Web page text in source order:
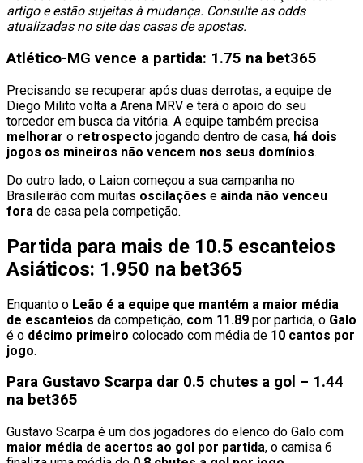
artigo e estão sujeitas à mudança. Consulte as odds
atualizadas no site das casas de apostas.
Atlético-MG vence a partida: 1.75 na bet365
Precisando se recuperar após duas derrotas, a equipe de
Diego Milito volta a Arena MRV e terá o apoio do seu
torcedor em busca da vitória. A equipe também precisa
melhorar o retrospecto jogando dentro de casa, há dois
jogos os mineiros não vencem nos seus domínios.
Do outro lado, o Laion começou a sua campanha no
Brasileirão com muitas oscilações e ainda não venceu
fora de casa pela competição.
Partida para mais de 10.5 escanteios
Asiáticos: 1.950 na bet365
Enquanto o Leão é a equipe que mantém a maior média
de escanteios da competição, com 11.89 por partida, o Galo
é o décimo primeiro colocado com média de 10 cantos por
jogo.
Para Gustavo Scarpa dar 0.5 chutes a gol – 1.44
na bet365
Gustavo Scarpa é um dos jogadores do elenco do Galo com
maior média de acertos ao gol por partida, o camisa 6